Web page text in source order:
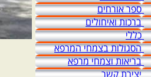
ספר אורחים
ברכות ואיחולים
כללי
הסגולות בצמחי המרפא
בריאות וצמחי מרפא
יצירת קשר